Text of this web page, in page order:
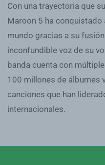
Con una trayectoria que
Maroon 5 ha
mundo gracias a su
inconfundible voz de su
banda cuenta con
100 millones de álbumes
canciones que han
internacionales.